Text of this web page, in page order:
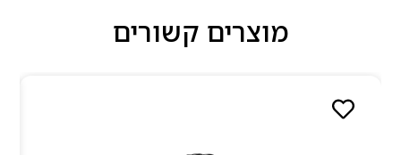
מוצרים קשורים